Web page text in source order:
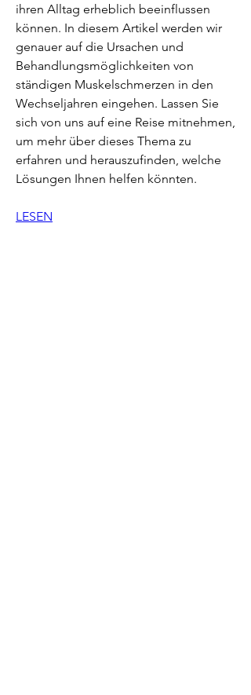
ihren Alltag erheblich beeinflussen
können. In diesem Artikel werden wir
genauer auf die Ursachen und
Behandlungsmöglichkeiten von
ständigen Muskelschmerzen in den
Wechseljahren eingehen. Lassen Sie
sich von uns auf eine Reise mitnehmen,
um mehr über dieses Thema zu
erfahren und herauszufinden, welche
Lösungen Ihnen helfen könnten.
LESEN